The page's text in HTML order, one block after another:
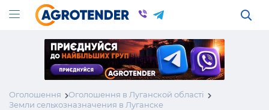
Оголошення
Оголошення в Луганской області
Земли сельхозназначения в Луганске